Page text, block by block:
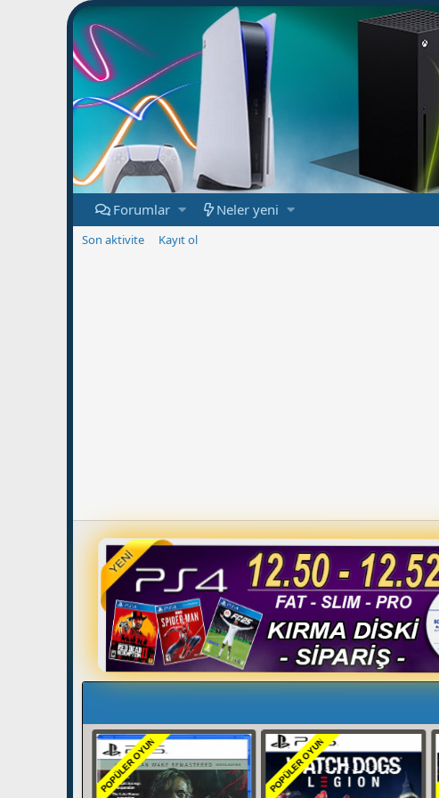
Forumlar Neler yeni
Son aktivite Kayıt ol
POPÜLER OYUN POPÜLER OYUN